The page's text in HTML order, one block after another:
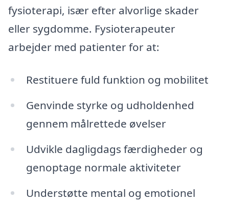
fysioterapi, især efter alvorlige skader
eller sygdomme. Fysioterapeuter
arbejder med patienter for at:
Restituere fuld funktion og mobilitet
Genvinde styrke og udholdenhed
gennem målrettede øvelser
Udvikle dagligdags færdigheder og
genoptage normale aktiviteter
Understøtte mental og emotionel